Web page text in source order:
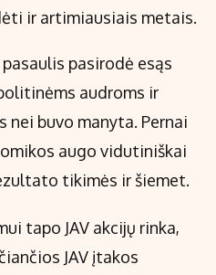
ir artimiausiais metais.
pasirodė esąs
audroms ir
nei buvo manyta. Pernai
augo vidutiniškai
tikimės ir šiemet.
tapo JAV akcijų rinka,
JAV įtakos